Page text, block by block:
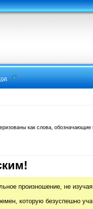
как слова,
произношение, не
которую безуспешно